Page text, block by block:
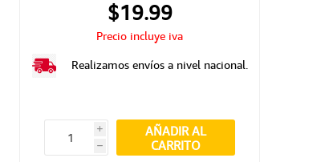
$19.99
Precio incluye iva
Realizamos envíos a nivel nacional.
i
h
AÑADIR AL
CARRITO